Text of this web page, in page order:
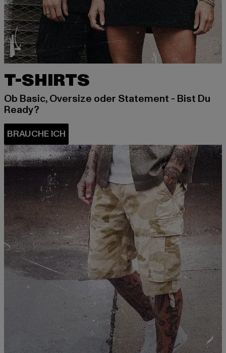
T-SHIRTS
Ob Basic, Oversize oder Statement - Bist Du
Ready?